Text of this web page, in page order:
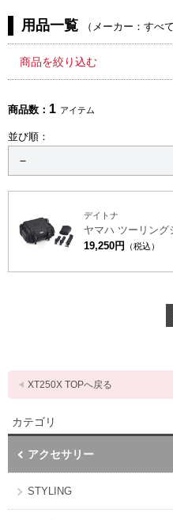
用品一覧 （ メーカー：すべて
商品を絞り込む
商品数： 1 アイテム
並び順：
デイトナ
ヤマハ ツーリング
19,250円
（税込）
XT250X TOPへ戻る
カテゴリ
アクセサリー
STYLING